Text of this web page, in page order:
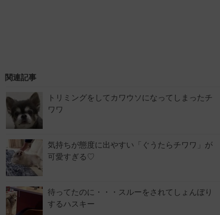
関連記事
トリミングをしてカワウソになってしまったチ
ワワ
気持ちが態度に出やすい「ぐうたらチワワ」が
可愛すぎる♡
待ってたのに・・・スルーをされてしょんぼり
するハスキー